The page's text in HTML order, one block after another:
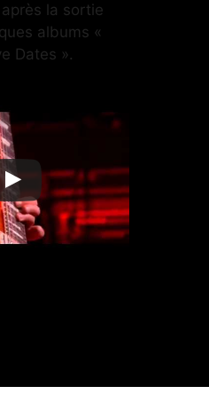
la sortie
albums «
Dates ».